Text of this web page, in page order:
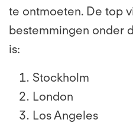
te ontmoeten. De top
bestemmingen onder
is:
Stockholm
London
Los Angeles